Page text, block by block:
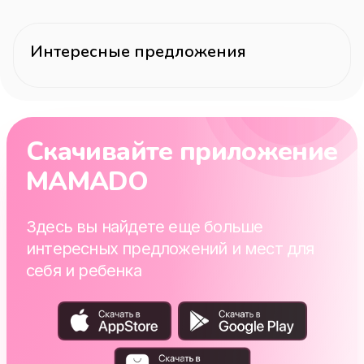
Интересные предложения
Скачивайте приложение
MAMADO
Здесь вы найдете еще больше
интересных предложений и мест для
себя и ребенка